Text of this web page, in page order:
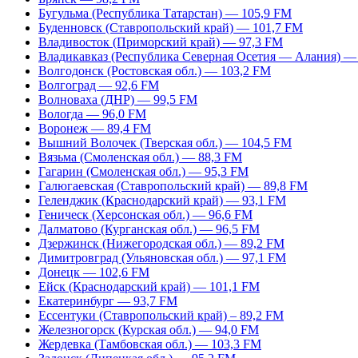
Бугульма (Республика Татарстан) — 105,9 FM
Буденновск (Ставропольский край) — 101,7 FM
Владивосток (Приморский край) — 97,3 FM
Владикавказ (Республика Северная Осетия — Алания)
Волгодонск (Ростовская обл.) — 103,2 FM
Волгоград — 92,6 FM
Волноваха (ДНР) — 99,5 FM
Вологда — 96,0 FM
Воронеж — 89,4 FM
Вышний Волочек (Тверская обл.) — 104,5 FM
Вязьма (Смоленская обл.) — 88,3 FM
Гагарин (Смоленская обл.) — 95,3 FM
Галюгаевская (Ставропольский край) — 89,8 FM
Геленджик (Краснодарский край) — 93,1 FM
Геническ (Херсонская обл.) — 96,6 FM
Далматово (Курганская обл.) — 96,5 FM
Дзержинск (Нижегородская обл.) — 89,2 FM
Димитровград (Ульяновская обл.) — 97,1 FM
Донецк — 102,6 FM
Ейск (Краснодарский край) — 101,1 FM
Екатеринбург — 93,7 FM
Ессентуки (Ставропольский край) – 89,2 FM
Железногорск (Курская обл.) — 94,0 FM
Жердевка (Тамбовская обл.) — 103,3 FM